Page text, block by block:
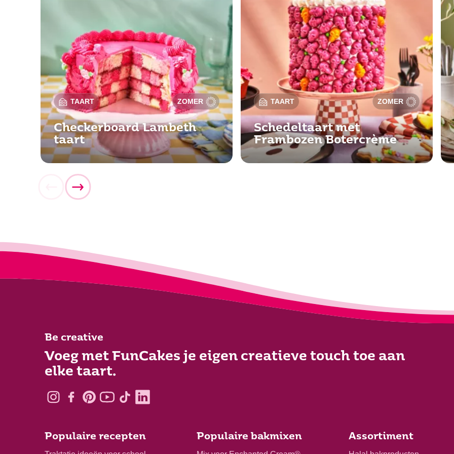
TAART ZOMER
Checkerboard Lambeth
taart
TAART ZOMER
Schedeltaart met
Frambozen Botercrème
Be creative
Voeg met FunCakes je eigen creatieve touch toe aan
elke taart.
Populaire recepten Populaire bakmixen Assortiment